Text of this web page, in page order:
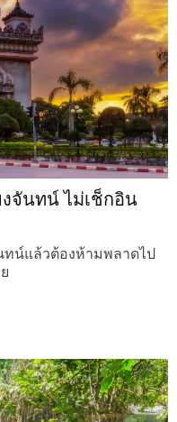
จันทน์ ไม่เช็กอิน
ทน์แล้วต้องห้ามพลาดไป